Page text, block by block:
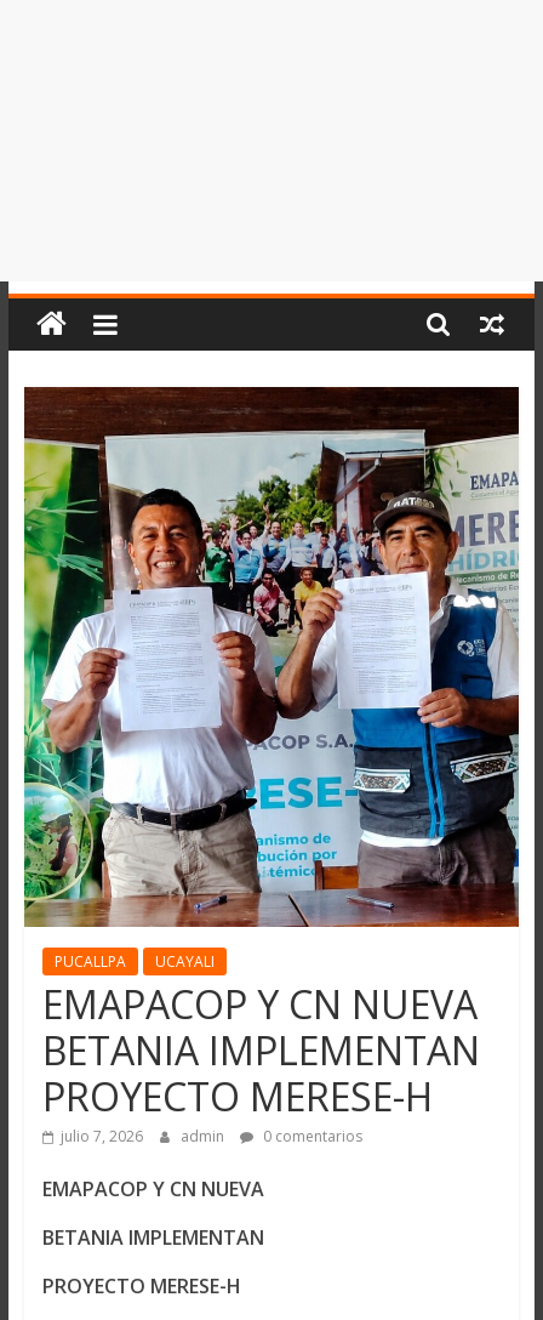
PUCALLPA UCAYALI
EMAPACOP Y CN NUEVA
BETANIA IMPLEMENTAN
PROYECTO MERESE-H
julio 7, 2026 admin 0 comentarios
EMAPACOP Y CN NUEVA
BETANIA IMPLEMENTAN
PROYECTO MERESE-H